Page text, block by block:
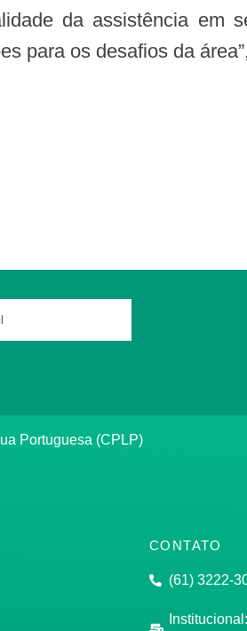
para os desafios da
Portuguesa (CPLP)
CONTATO
(61) 3222-
Institucional: